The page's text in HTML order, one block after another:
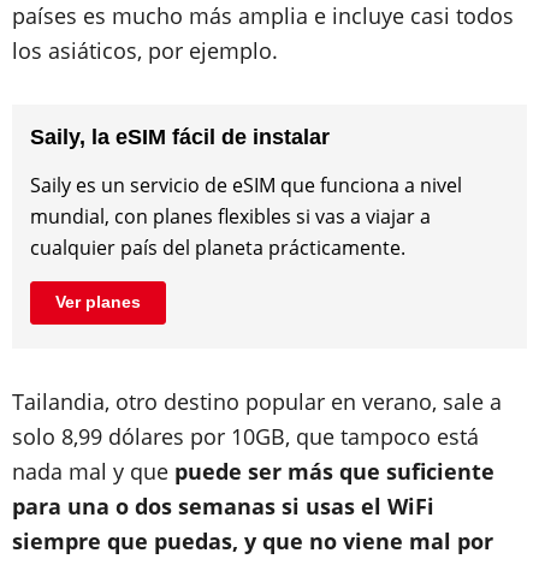
países es mucho más amplia e incluye casi todos
los asiáticos, por ejemplo.
Saily, la eSIM fácil de instalar
Saily es un servicio de eSIM que funciona a nivel
mundial, con planes flexibles si vas a viajar a
cualquier país del planeta prácticamente.
Ver planes
Tailandia, otro destino popular en verano, sale a
solo 8,99 dólares por 10GB, que tampoco está
nada mal y que puede ser más que suficiente
para una o dos semanas si usas el WiFi
siempre que puedas, y que no viene mal por